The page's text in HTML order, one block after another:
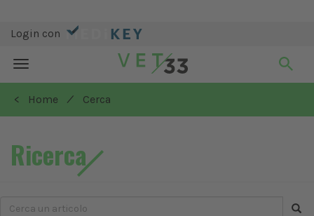
Login con
Toggle
navigation
< Home
/ Cerca
Ricerca